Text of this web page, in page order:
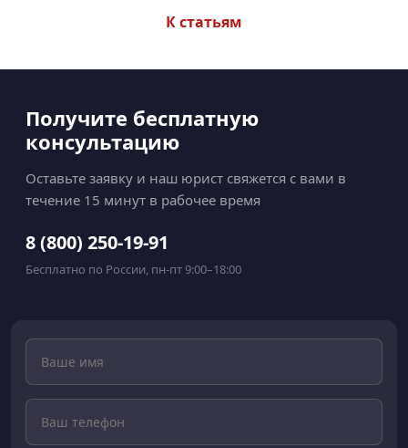
К статьям
Получите бесплатную
консультацию
Оставьте заявку и наш юрист свяжется с вами в
течение 15 минут в рабочее время
8 (800) 250-19-91
Бесплатно по России, пн-пт 9:00–18:00